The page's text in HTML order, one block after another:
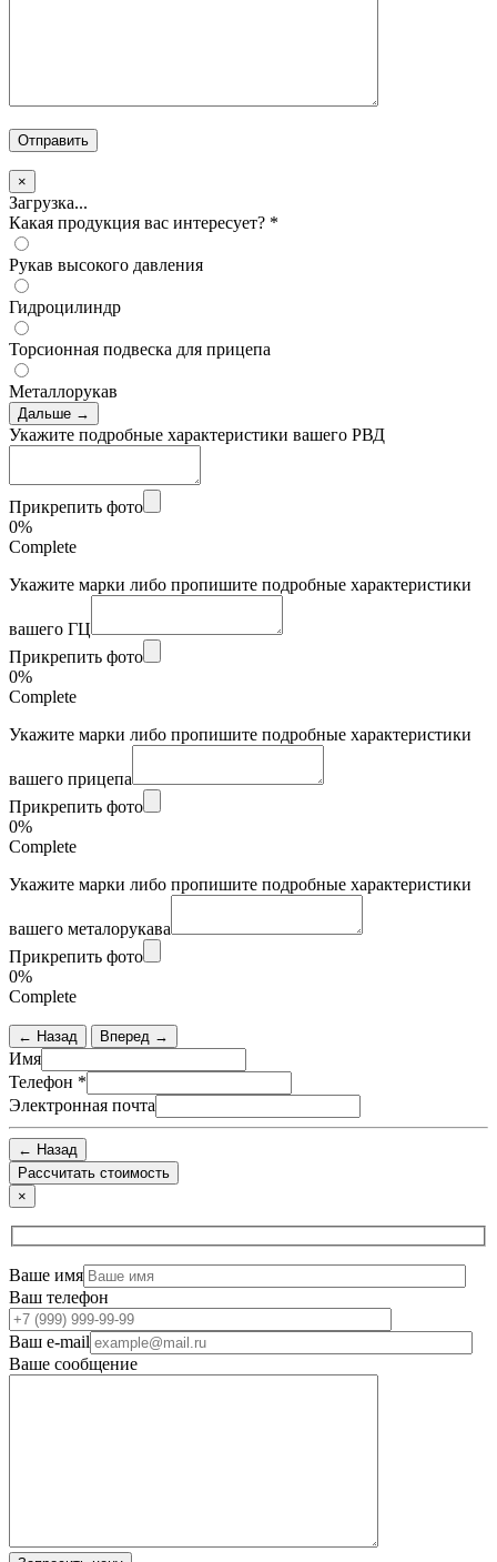
×
Загрузка...
Какая продукция вас интересует? *
Рукав высокого давления
Гидроцилиндр
Торсионная подвеска для прицепа
Металлорукав
Дальше →
Укажите подробные характеристики вашего РВД
Прикрепить фото
0%
Complete
Укажите марки либо пропишите подробные характеристики
вашего ГЦ
Прикрепить фото
0%
Complete
Укажите марки либо пропишите подробные характеристики
вашего прицепа
Прикрепить фото
0%
Complete
Укажите марки либо пропишите подробные характеристики
вашего металорукава
Прикрепить фото
0%
Complete
← Назад Вперед →
Имя
Телефон *
Электронная почта
← Назад
×
Ваше имя
Ваш телефон
Ваш e-mail
Ваше сообщение